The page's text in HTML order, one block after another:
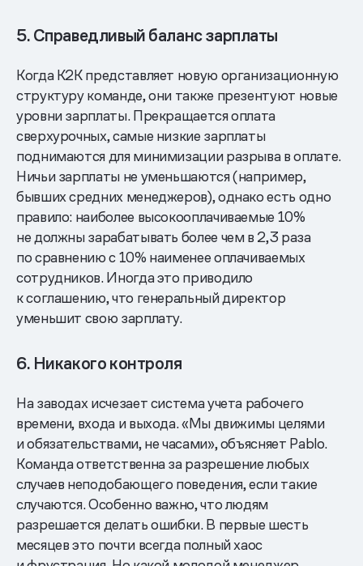
5. Справедливый баланс зарплаты
Когда K2K представляет новую организационную
структуру команде, они также презентуют новые
уровни зарплаты. Прекращается оплата
сверхурочных, самые низкие зарплаты
поднимаются для минимизации разрыва в оплате.
Ничьи зарплаты не уменьшаются (например,
бывших средних менеджеров), однако есть одно
правило: наиболее высокооплачиваемые 10%
не должны зарабатывать более чем в 2,3 раза
по сравнению с 10% наименее оплачиваемых
сотрудников. Иногда это приводило
к соглашению, что генеральный директор
уменьшит свою зарплату.
6. Никакого контроля
На заводах исчезает система учета рабочего
времени, входа и выхода. «Мы движимы целями
и обязательствами, не часами», объясняет Pablo.
Команда ответственна за разрешение любых
случаев неподобающего поведения, если такие
случаются. Особенно важно, что людям
разрешается делать ошибки. В первые шесть
месяцев это почти всегда полный хаос